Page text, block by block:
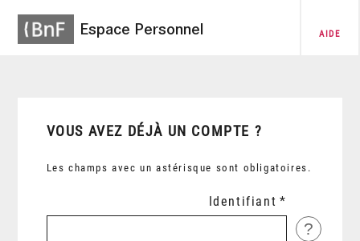
Espace Personnel AIDE
VOUS AVEZ DÉJÀ UN COMPTE ?
Les champs avec un astérisque sont obligatoires.
Identifiant
?